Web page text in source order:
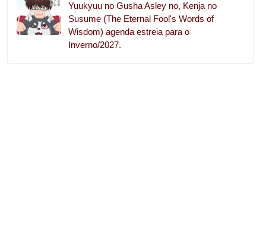
Yuukyuu no Gusha Asley no, Kenja no
Susume (The Eternal Fool's Words of
Wisdom) agenda estreia para o
Inverno/2027.